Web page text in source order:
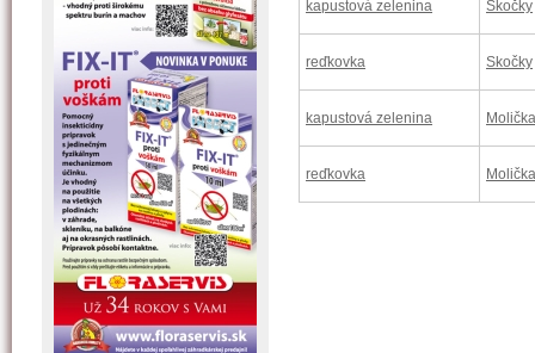
kapustová zelenina Skočky
reďkovka Skočky
kapustová zelenina
reďkovka